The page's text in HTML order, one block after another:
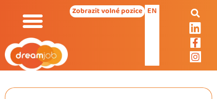
Zobrazit volné pozice EN